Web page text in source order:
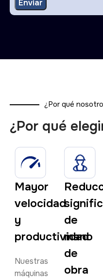
¿Por qué
¿Por qué
Mayor
velocidad
y
productividad
Nuestras
máquinas
de
mano
de
obra